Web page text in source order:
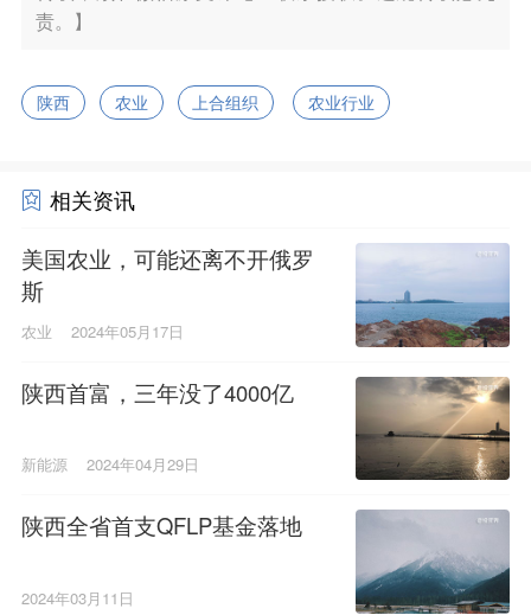
责。】
陕西 农业 上合组织 农业行业
相关资讯
美国农业，可能还离不开俄罗
斯
农业 2024年05月17日
陕西首富，三年没了4000亿
新能源 2024年04月29日
陕西全省首支QFLP基金落地
2024年03月11日